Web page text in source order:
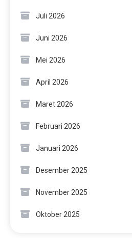
Juli 2026
Juni 2026
Mei 2026
April 2026
Maret 2026
Februari 2026
Januari 2026
Desember 2025
November 2025
Oktober 2025